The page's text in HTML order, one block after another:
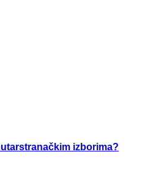
izborima?